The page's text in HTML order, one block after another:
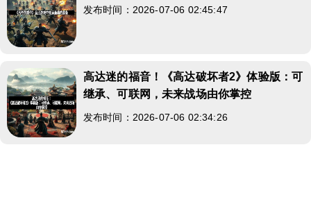
发布时间：2026-07-06 02:45:47
高达迷的福音！《高达破坏者2》体验版：可
继承、可联网，未来战场由你掌控
发布时间：2026-07-06 02:34:26